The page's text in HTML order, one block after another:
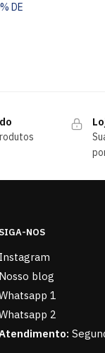
DE
SIGA-NOS
Instagram
Nosso blog
1
2